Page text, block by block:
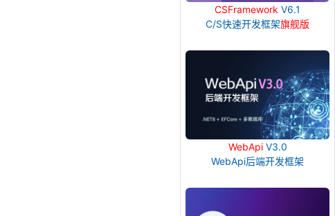
CSFramework V6.1
C/S快速开发框架旗舰版
WebApiV3.0
WebApi后端开发框架